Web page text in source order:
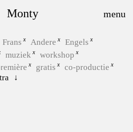
Monty
Frans Andere
Engels
muziek
workshop
gratis
co-productie